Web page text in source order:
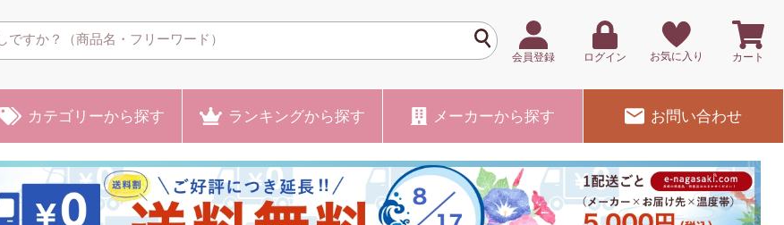
会員登録 ログイン お気に入り カート
カテゴリーから探す ランキングから探す メーカーから探す お問い合わせ